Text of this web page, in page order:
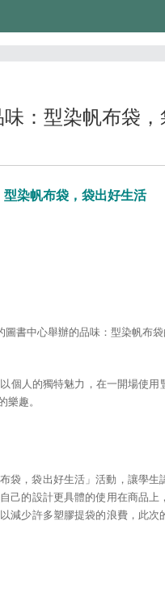
：型染帆布袋
型染帆布袋，袋出好生活
書中心舉辦的品味：型染帆布袋
個人的獨特魅力，在一開場使
樂趣。
袋，袋出好生活」活動，讓學
己的設計更具體的使用在商品
減少許多塑膠提袋的浪費，此